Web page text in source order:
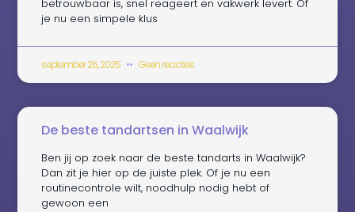
betrouwbaar is, snel reageert en vakwerk levert. Of
je nu een simpele klus
september 26, 2025 Geen reacties
De beste tandartsen in Waalwijk
Ben jij op zoek naar de beste tandarts in Waalwijk?
Dan zit je hier op de juiste plek. Of je nu een
routinecontrole wilt, noodhulp nodig hebt of
gewoon een